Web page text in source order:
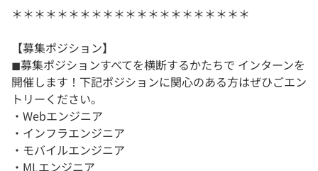
＊＊＊＊＊＊＊＊＊＊＊＊＊＊＊＊＊＊＊＊＊
【募集ポジション】
◼︎募集ポジションすべてを横断するかたちで インターンを
開催します！下記ポジションに関心のある方はぜひごエン
トリーください。
・Webエンジニア
・インフラエンジニア
・モバイルエンジニア
・MLエンジニア